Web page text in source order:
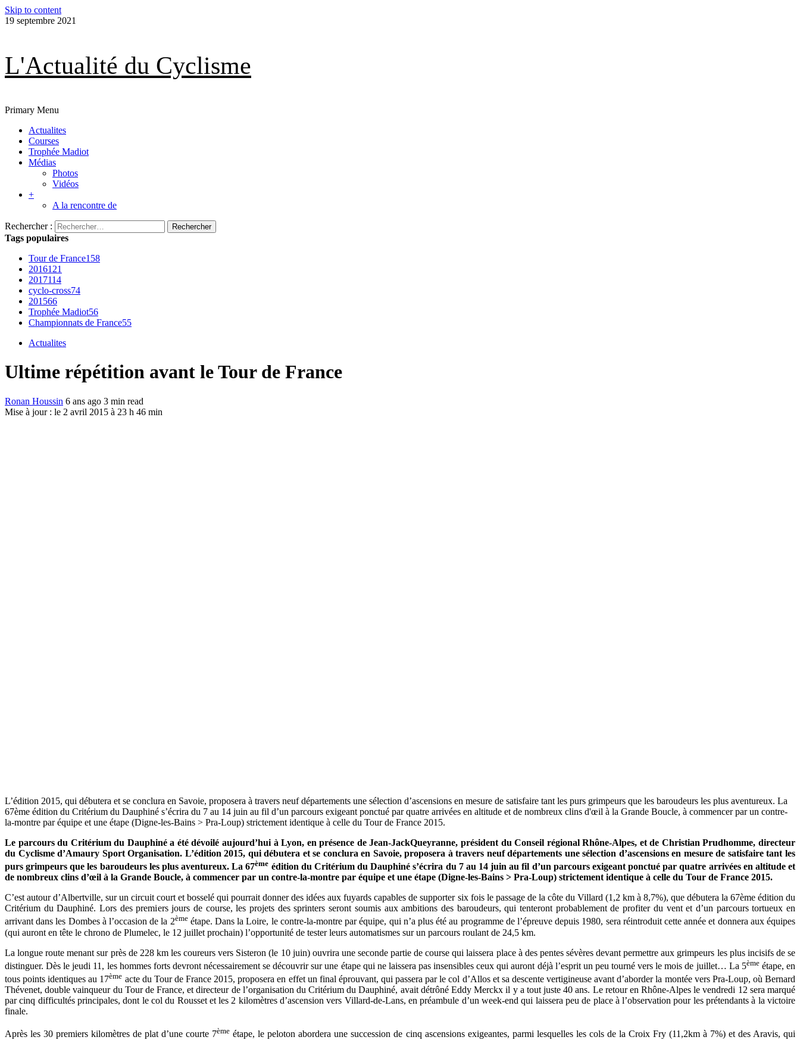
Skip to content
19 septembre 2021
L'Actualité du Cyclisme
Primary Menu
Actualites
Courses
Trophée Madiot
Médias
Photos
Vidéos
+
A la rencontre de
Rechercher :
Tags populaires
Tour de France158
2016121
2017114
cyclo-cross74
201566
Trophée Madiot56
Championnats de France55
Actualites
Ultime répétition avant le Tour de France
Ronan Houssin 6 ans ago 3 min read
Mise à jour : le 2 avril 2015 à 23 h 46 min
L’édition 2015, qui débutera et se conclura en Savoie, proposera à travers neuf départements une sélection d’ascensions en mesure de satisfaire tant les purs grimpeurs que les baroudeurs les plus aventureux. La
67ème édition du Critérium du Dauphiné s’écrira du 7 au 14 juin au fil d’un parcours exigeant ponctué par quatre arrivées en altitude et de nombreux clins d'œil à la Grande Boucle, à commencer par un contre-
la-montre par équipe et une étape (Digne-les-Bains > Pra-Loup) strictement identique à celle du Tour de France 2015.
Le parcours du Critérium du Dauphiné a été dévoilé aujourd’hui à Lyon, en présence de Jean-JackQueyranne, président du Conseil régional Rhône-Alpes, et de Christian Prudhomme, directeur
du Cyclisme d’Amaury Sport Organisation. L’édition 2015, qui débutera et se conclura en Savoie, proposera à travers neuf départements une sélection d’ascensions en mesure de satisfaire tant les
purs grimpeurs que les baroudeurs les plus aventureux. La 67ème édition du Critérium du Dauphiné s’écrira du 7 au 14 juin au fil d’un parcours exigeant ponctué par quatre arrivées en altitude et
de nombreux clins d’œil à la Grande Boucle, à commencer par un contre-la-montre par équipe et une étape (Digne-les-Bains > Pra-Loup) strictement identique à celle du Tour de France 2015.
C’est autour d’Albertville, sur un circuit court et bosselé qui pourrait donner des idées aux fuyards capables de supporter six fois le passage de la côte du Villard (1,2 km à 8,7%), que débutera la 67ème édition du
Critérium du Dauphiné. Lors des premiers jours de course, les projets des sprinters seront soumis aux ambitions des baroudeurs, qui tenteront probablement de profiter du vent et d’un parcours tortueux en
arrivant dans les Dombes à l’occasion de la 2èmeétape. Dans la Loire, le contre-la-montre par équipe, qui n’a plus été au programme de l’épreuve depuis 1980, sera réintroduit cette année et donnera aux équipes
(qui auront en tête le chrono de Plumelec, le 12 juillet prochain) l’opportunité de tester leurs automatismes sur un parcours roulant de 24,5 km.
La longue route menant sur près de 228 km les coureurs vers Sisteron (le 10 juin) ouvrira une seconde partie de course qui laissera place à des pentes sévères devant permettre aux grimpeurs les plus incisifs de se
distinguer. Dès le jeudi 11, les hommes forts devront nécessairement se découvrir sur une étape qui ne laissera pas insensibles ceux qui auront déjà l’esprit un peu tourné vers le mois de juillet… La 5èmeétape, en
tous points identiques au 17ème acte du Tour de France 2015, proposera en effet un final éprouvant, qui passera par le col d’Allos et sa descente vertigineuse avant d’aborder la montée vers Pra-Loup, où Bernard
Thévenet, double vainqueur du Tour de France, et directeur de l’organisation du Critérium du Dauphiné, avait détrôné Eddy Merckx il y a tout juste 40 ans. Le retour en Rhône-Alpes le vendredi 12 sera marqué
par cinq difficultés principales, dont le col du Rousset et les 2 kilomètres d’ascension vers Villard-de-Lans, en préambule d’un week-end qui laissera peu de place à l’observation pour les prétendants à la victoire
finale.
Après les 30 premiers kilomètres de plat d’une courte 7ème étape, le peloton abordera une succession de cinq ascensions exigeantes, parmi lesquelles les cols de la Croix Fry (11,2km à 7%) et des Aravis, qui